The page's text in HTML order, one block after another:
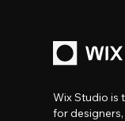
Wix Studio is
for